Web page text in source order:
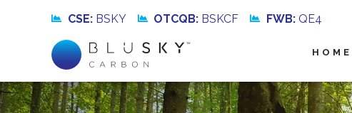
CSE:BSKY OTCQB: BSKCF FWB:QE4
HOME